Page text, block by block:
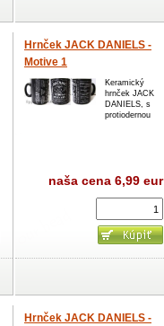
Hrnček JACK DANIELS -
Motive 1
Keramický
hrnček JACK
DANIELS, s
protiodernou
naša cena 6,99 eur
Hrnček JACK DANIELS -